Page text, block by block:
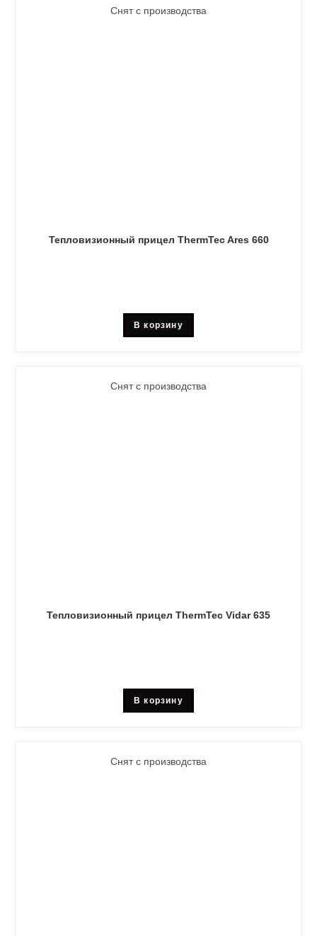
Снят с производства
Тепловизионный прицел ThermTec Ares 660
В корзину
Снят с производства
Тепловизионный прицел ThermTec Vidar 635
В корзину
Снят с производства